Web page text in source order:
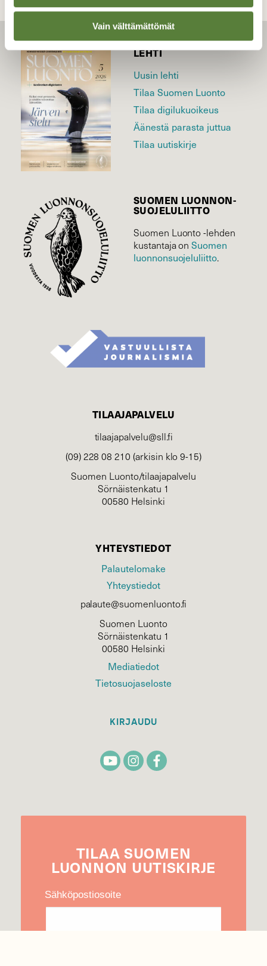
Vain välttämättömät
LEHTI
Uusin lehti
Tilaa Suomen Luonto
Tilaa digilukuoikeus
Äänestä parasta juttua
Tilaa uutiskirje
SUOMEN LUONNON­
SUOJELU­LIITTO
Suomen Luonto -lehden
kustantaja onSuomen
luonnonsuojelu­liitto.
TILAAJAPALVELU
tilaajapalvelu@sll.fi
(09) 228 08 210 (arkisin klo 9-15)
Suomen Luonto/tilaajapalvelu
Sörnäistenkatu 1
00580 Helsinki
YHTEYSTIEDOT
Palautelomake
Yhteystiedot
palaute@suomenluonto.fi
Suomen Luonto
Sörnäistenkatu 1
00580 Helsinki
Mediatiedot
Tietosuojaseloste
KIRJAUDU
TILAA SUOMEN
LUONNON UUTIS­KIRJE
Sähköpostiosoite